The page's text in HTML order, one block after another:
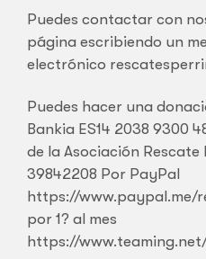
Puedes contactar con
página escribiendo un
electrónico
Puedes hacer una
Bankia ES14 2038 9300
de la Asociación
39842208 Por PayPal
https://www.paypal.me/
por 1? al mes
https://